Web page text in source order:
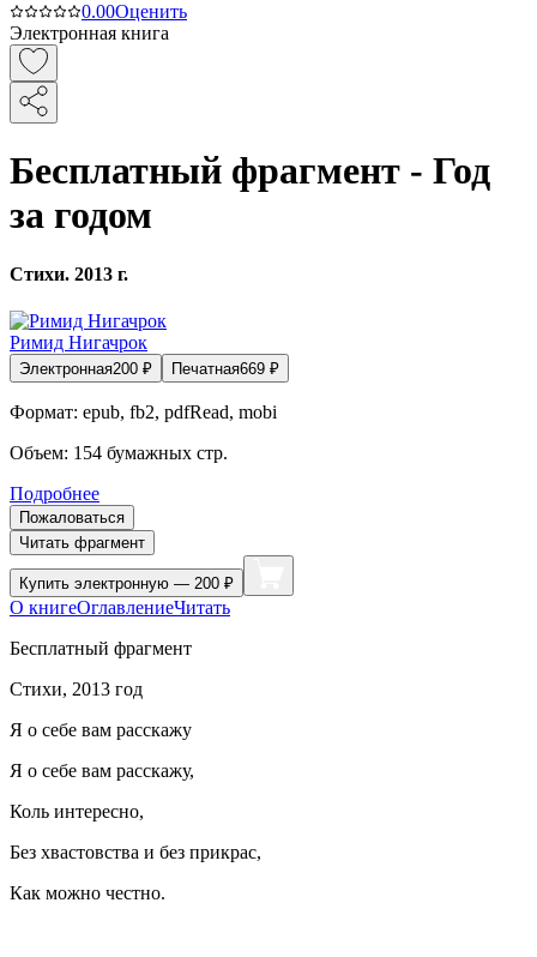
0.00Оценить
Электронная книга
Бесплатный фрагмент - Год
за годом
Стихи. 2013 г.
Римид Нигачрок
Электронная200 ₽ Печатная669 ₽
Формат: epub, fb2, pdfRead, mobi
Объем: 154 бумажных стр.
Подробнее
Пожаловаться
Читать фрагмент
Купить электронную — 200 ₽
О книгеОглавлениеЧитать
Бесплатный фрагмент
Стихи, 2013 год
Я о себе вам расскажу
Я о себе вам расскажу,
Коль интересно,
Без хвастовства и без прикрас,
Как можно честно.